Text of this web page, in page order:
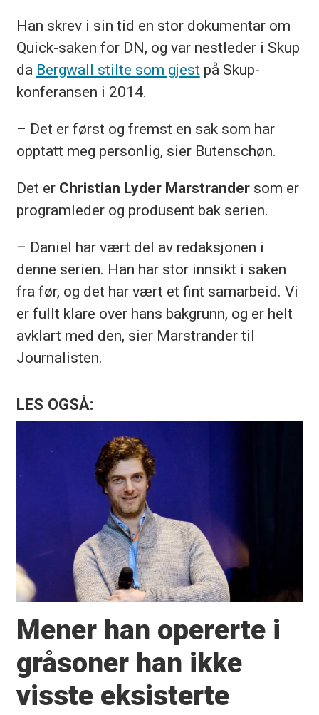
Han skrev i sin tid en stor dokumentar om
Quick-saken for DN, og var nestleder i Skup
da Bergwall stilte som gjest på Skup-
konferansen i 2014.
– Det er først og fremst en sak som har
opptatt meg personlig, sier Butenschøn.
Det er Christian Lyder Marstrandersom er
programleder og produsent bak serien.
– Daniel har vært del av redaksjonen i
denne serien. Han har stor innsikt i saken
fra før, og det har vært et fint samarbeid. Vi
er fullt klare over hans bakgrunn, og er helt
avklart med den, sier Marstrander til
Journalisten.
LES OGSÅ:
Mener han opererte i
gråsoner han ikke
visste eksisterte